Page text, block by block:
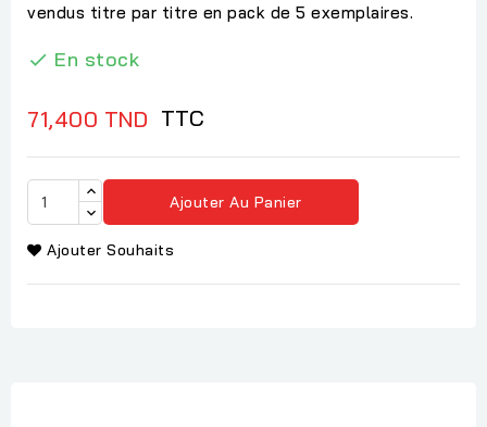
vendus titre par titre en pack de 5 exemplaires.
 En stock
71,400 TND TTC
Ajouter Au Panier
Ajouter Souhaits